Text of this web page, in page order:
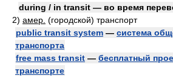
during / in transit — во время
2) амер. (городской) транспорт
public transit system — система
транспорта
free mass transit — бесплатный
транспорте